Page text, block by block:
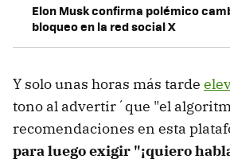
Elon Musk confirma polémico
bloqueo en la red social X
Y solo unas horas más tarde
tono al advertir´que "el
recomendaciones en esta
para luego exigir "¡quiero